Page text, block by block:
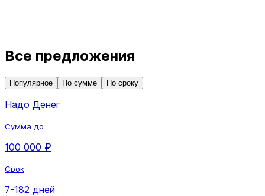
Все предложения
Популярное По сумме По сроку
Надо Денег
Сумма до
100 000 ₽
Срок
7-182 дней